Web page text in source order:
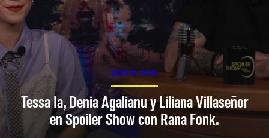
SPOILER SHOW
Tessa Ia, Denia Agalianu y Liliana Villaseñor
en Spoiler Show con Rana Fonk.